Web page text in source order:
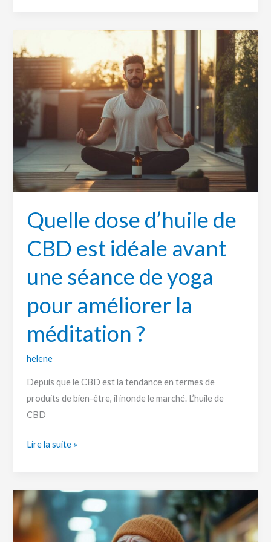
Quelle dose d’huile de
CBD est idéale avant
une séance de yoga
pour améliorer la
méditation ?
helene
Depuis que le CBD est la tendance en termes de
produits de bien-être, il inonde le marché. L’huile de
CBD
dose
d’huile
CBD
est
idéale
avant
une
séance
yoga
pour
améliorer
méditation ?
Lire la suite »
L’impact
de
l’huile